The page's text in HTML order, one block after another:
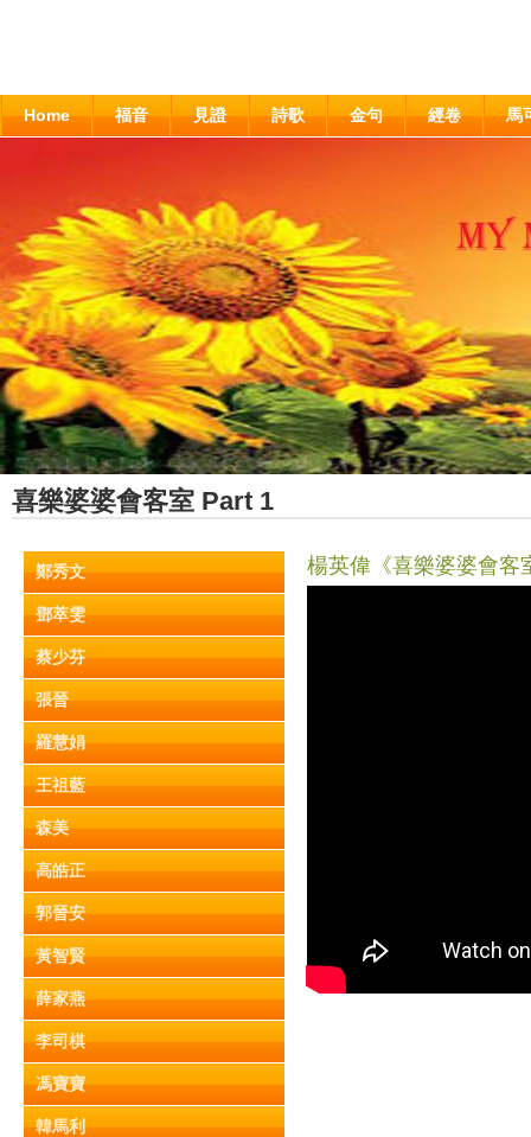
Home 福音 見證 詩歌 金句 經卷 馬
喜樂婆婆會客室 Part 1
鄭秀文
鄧萃雯
蔡少芬
張晉
羅慧娟
王祖藍
森美
高皓正
郭晉安
黃智賢
薛家燕
李司棋
馮寶寶
韓馬利
楊英偉《喜樂婆婆會客